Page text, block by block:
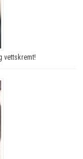
vettskremt!